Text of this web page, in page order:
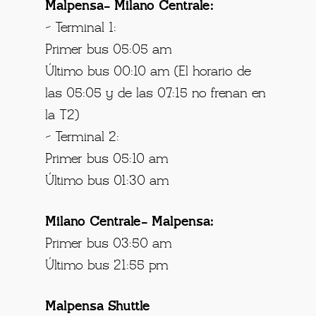
Malpensa- Milano Centrale:
– Terminal 1:
Primer bus 05:05 am
Último bus 00:10 am (El horario de
las 05:05 y de las 07:15 no frenan en
la T2)
– Terminal 2:
Primer bus 05:10 am
Último bus 01:30 am
Milano Centrale- Malpensa:
Primer bus 03:50 am
Último bus 21:55 pm
Malpensa Shuttle